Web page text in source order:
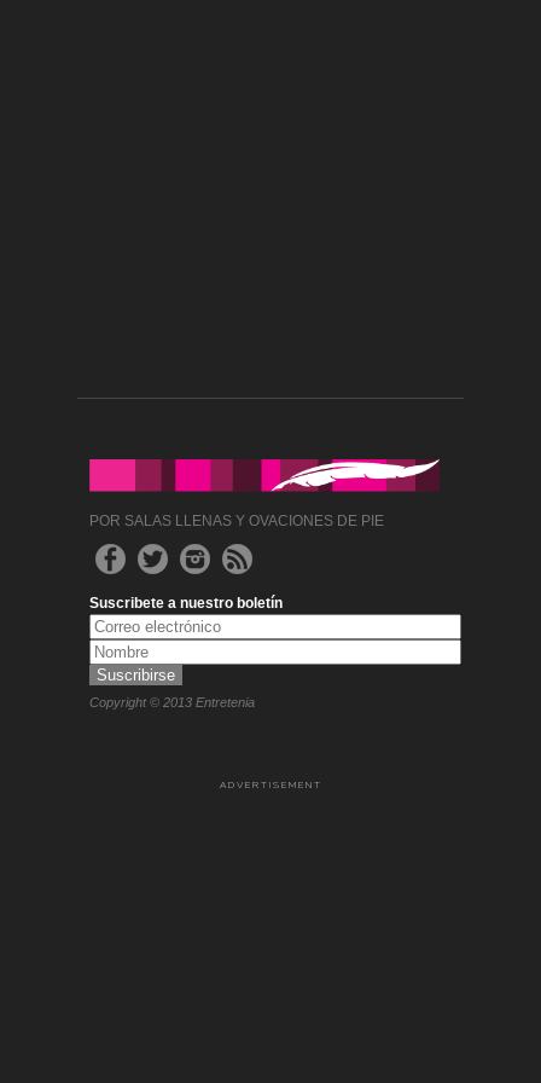
POR SALAS LLENAS Y OVACIONES DE PIE
Suscribete a nuestro boletín
Copyright © 2013 Entretenia
ADVERTISEMENT